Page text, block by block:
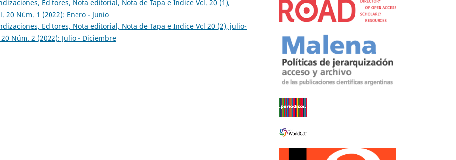
Editores, Nota editorial, Nota de Tapa e Índice Vol. 20 (1),
20 Núm. 1 (2022): Enero - Junio
Editores, Nota editorial, Nota de Tapa e Índice Vol 20 (2), julio-
20 Núm. 2 (2022): Julio - Diciembre